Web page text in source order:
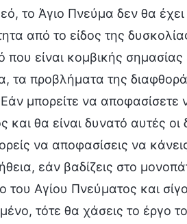
το Άγιο Πνεύμα δεν θα
από το είδος της
που είναι κομβικής
τα προβλήματα της
μπορείτε να
και θα είναι δυνατό αυτές
να αποφασίσεις να
εάν βαδίζεις στο
του Αγίου Πνεύματος και
τότε θα χάσεις το έργο